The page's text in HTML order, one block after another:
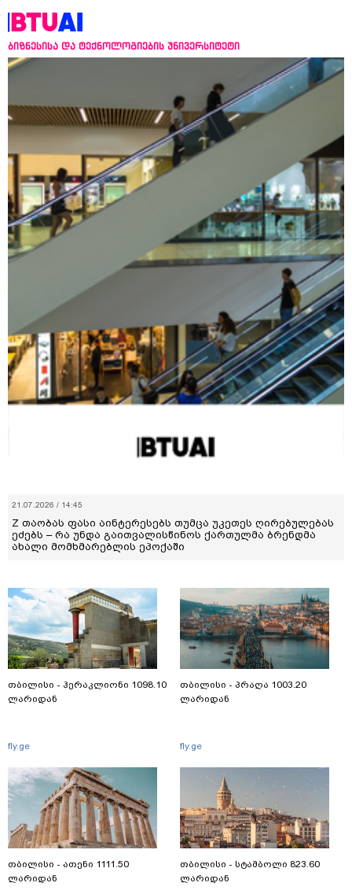
ბიზნესისა და ტექნოლოგიების უნივერსიტეტი
21.07.2026 / 14:45
Z თაობას ფასი აინტერესებს თუმცა უკეთეს ღირებულებას
ეძებს – რა უნდა გაითვალისწინოს ქართულმა ბრენდმა
ახალი მომხმარებლის ეპოქაში
თბილისი - ჰერაკლიონი 1098.10
ლარიდან
fly.ge
თბილისი - ათენი 1111.50
ლარიდან
თბილისი - პრაღა 1003.20
ლარიდან
fly.ge
თბილისი - სტამბოლი 823.60
ლარიდან